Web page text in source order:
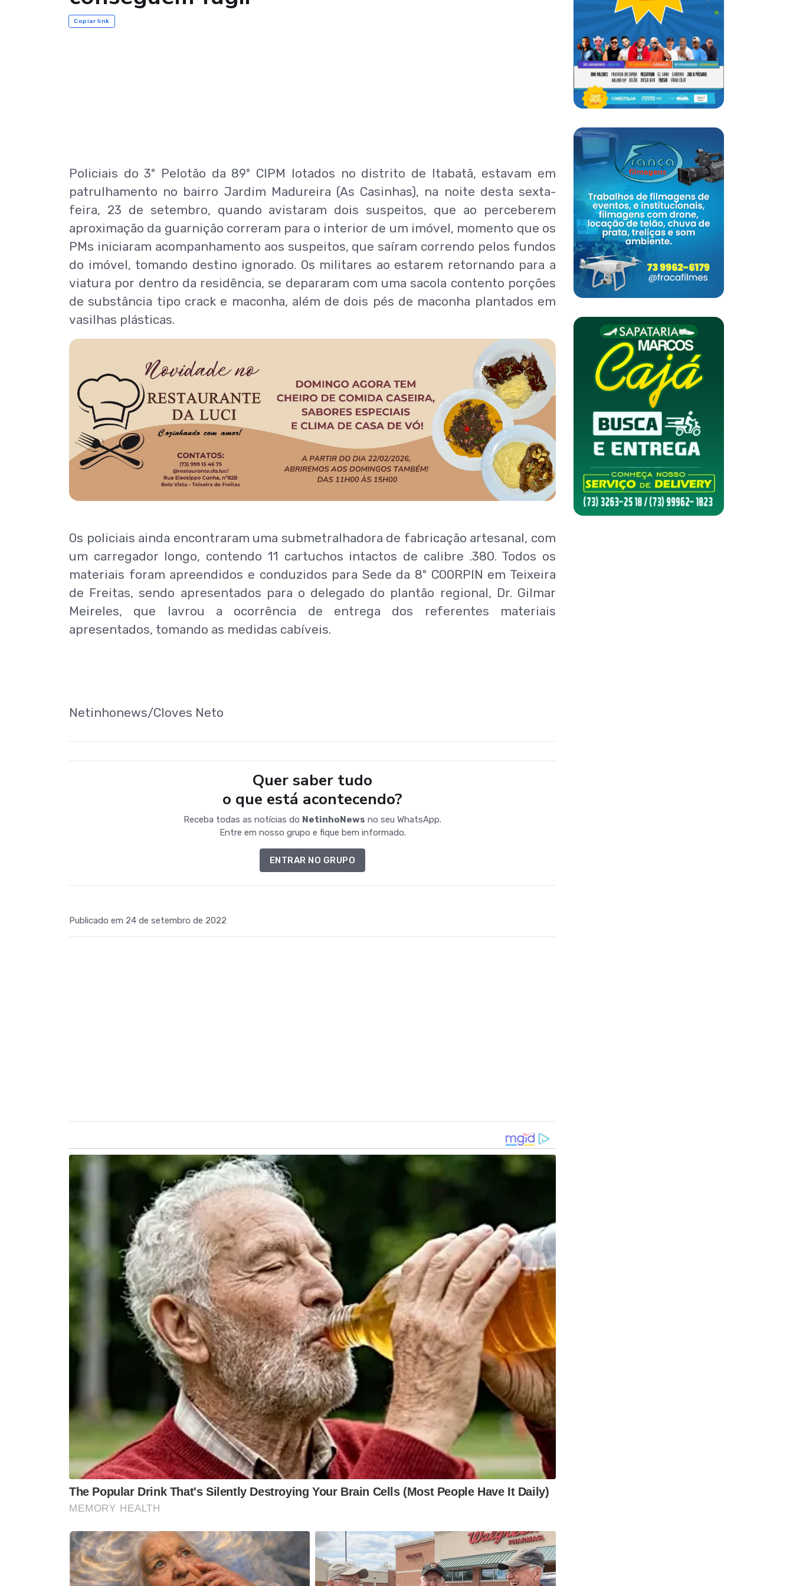
Copiar link
Policiais do 3º Pelotão da 89º CIPM lotados no distrito de Itabatã, estavam em
patrulhamento no bairro Jardim Madureira (As Casinhas), na noite desta sexta-
feira, 23 de setembro, quando avistaram dois suspeitos, que ao perceberem
aproximação da guarnição correram para o interior de um imóvel, momento que os
PMs iniciaram acompanhamento aos suspeitos, que saíram correndo pelos fundos
do imóvel, tomando destino ignorado. Os militares ao estarem retornando para a
viatura por dentro da residência, se depararam com uma sacola contento porções
de substância tipo crack e maconha, além de dois pés de maconha plantados em
vasilhas plásticas.
Os policiais ainda encontraram uma submetralhadora de fabricação artesanal, com
um carregador longo, contendo 11 cartuchos intactos de calibre .380. Todos os
materiais foram apreendidos e conduzidos para Sede da 8º COORPIN em Teixeira
de Freitas, sendo apresentados para o delegado do plantão regional, Dr. Gilmar
Meireles, que lavrou a ocorrência de entrega dos referentes materiais
apresentados, tomando as medidas cabíveis.
Netinhonews/Cloves Neto
Quer saber tudo
o que está acontecendo?
Receba todas as notícias do NetinhoNews no seu WhatsApp.
Entre em nosso grupo e fique bem informado.
ENTRAR NO GRUPO
Publicado em 24 de setembro de 2022